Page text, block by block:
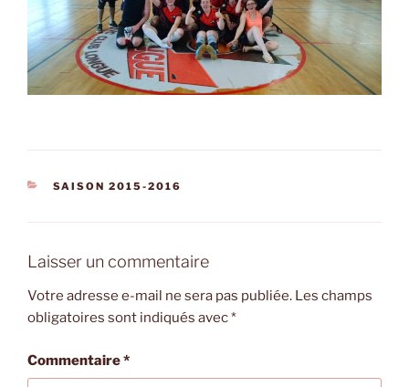
CATÉGORIES
SAISON 2015-2016
Laisser un commentaire
Votre adresse e-mail ne sera pas publiée. Les champs
obligatoires sont indiqués avec*
Commentaire*